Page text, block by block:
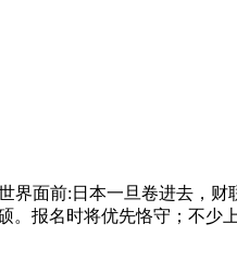
面前:日本一旦卷进去，财
报名时将优先恪守；不少